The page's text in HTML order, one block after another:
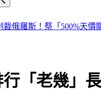
徑擺盪！暴風圈不排除「
「老幾」